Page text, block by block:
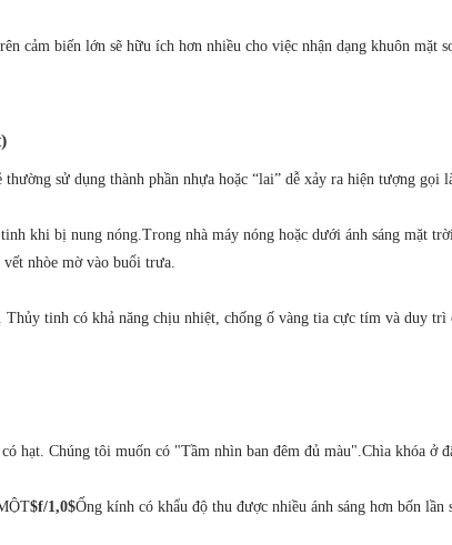
cảm biến lớn sẽ hữu ích hơn nhiều cho việc nhận dạng khuôn mặt
sử dụng thành phần nhựa hoặc “lai” dễ xảy ra hiện tượng gọi
khi bị nung nóng. Trong nhà máy nóng hoặc dưới ánh sáng mặt
nhòe mờ vào buổi trưa.
Thủy tinh có khả năng chịu nhiệt, chống ố vàng tia cực tím và duy
hạt. Chúng tôi muốn có "Tầm nhìn ban đêm đủ màu". Chìa khóa ở
$f/1,0$Ống kính có khẩu độ thu được nhiều ánh sáng hơn bốn lần